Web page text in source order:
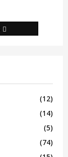
(12)
(14)
(5)
(74)